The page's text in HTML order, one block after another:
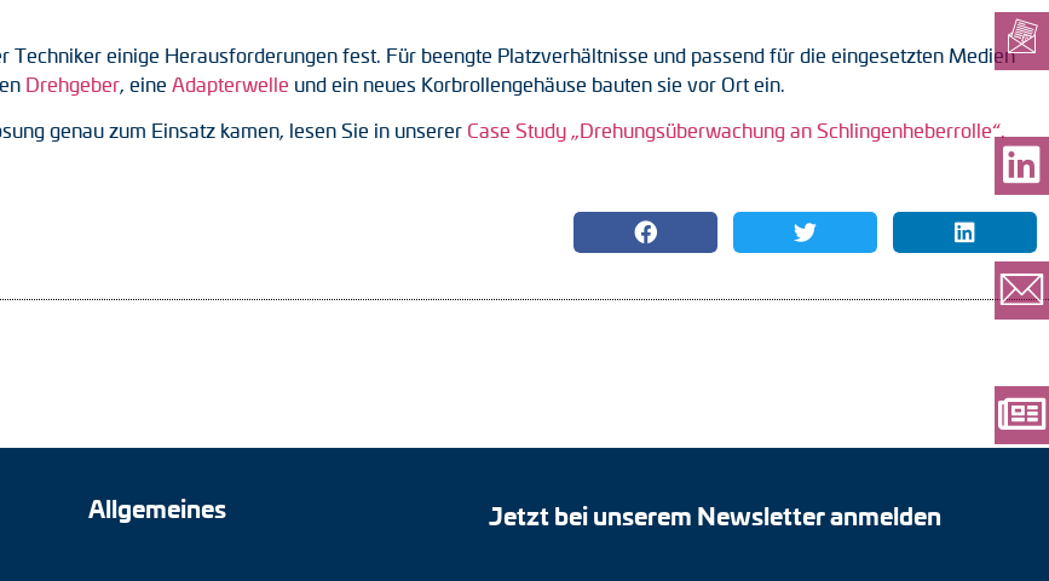
einige Herausforderungen fest. Für beengte Platzverhältnisse und passend für die eingesetzten Medien
Drehgeber , eine Adapterwelle und ein neues Korbrollengehäuse bauten sie vor Ort ein.
genau zum Einsatz kamen, lesen Sie in unserer Case Study „Drehungsüberwachung an Schlingenheberrolle“.
Allgemeines Jetzt bei unserem Newsletter anmelden